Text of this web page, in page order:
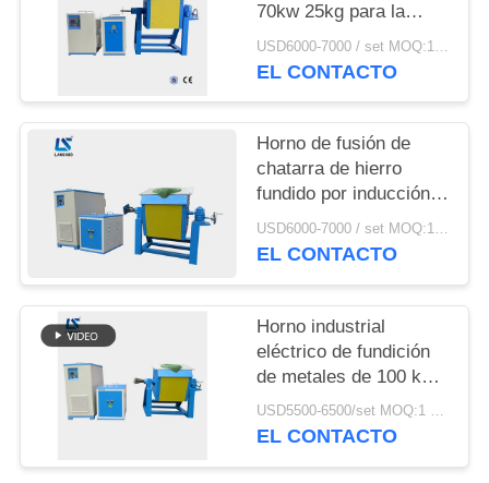
SITIO
POLÍTICA
PRIVACIDAD
70kw 25kg para la
chatarra de acero del
aluminio del hierro
USD6000-7000 / set MOQ:1 sistema
EL CONTACTO
Horno de fusión de
chatarra de hierro
fundido por inducción
industrial eléctrico de
90 kW con crisoles
USD6000-7000 / set MOQ:1 set
EL CONTACTO
Horno industrial
eléctrico de fundición
de metales de 100 kg
de latón, cobre y
chatarra de hierro
USD5500-6500/set MOQ:1 sistema
EL CONTACTO